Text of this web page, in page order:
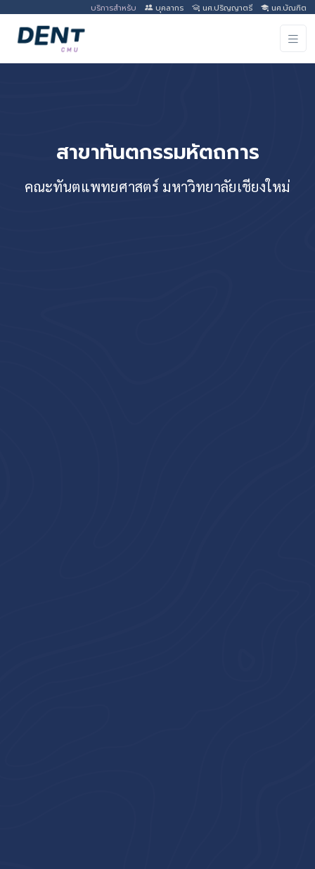
บริการสำหรับ บุคลากร นศ.ปริญญาตรี นศ.บัณฑิต
สาขาทันตกรรมหัตถการ
คณะทันตแพทยศาสตร์ มหาวิทยาลัยเชียงใหม่